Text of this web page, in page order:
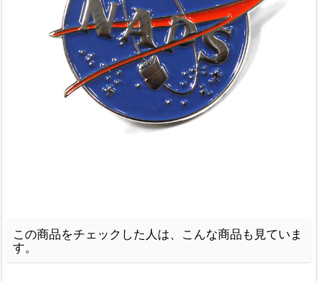
この商品をチェックした人は、こんな商品も見ていま
す。